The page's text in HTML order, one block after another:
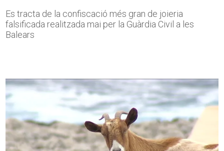
Es tracta de la confiscació més gran de joieria
falsificada realitzada mai per la Guàrdia Civil a les
Balears